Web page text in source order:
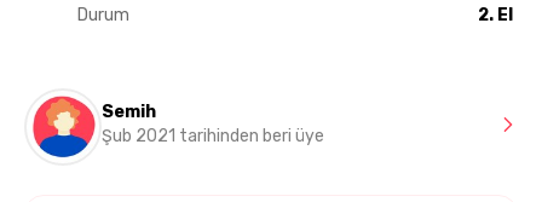
Durum 2. El
Semih
Şub 2021 tarihinden beri üye